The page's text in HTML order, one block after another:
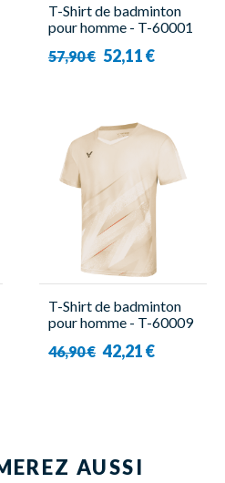
T-Shirt de badminton
pour homme - T-60001
57,90 € 52,11 €
T-Shirt de badminton
pour homme - T-60009
46,90 € 42,21 €
AUSSI